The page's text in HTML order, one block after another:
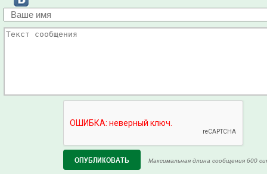
Максимальная длина сообщения 600